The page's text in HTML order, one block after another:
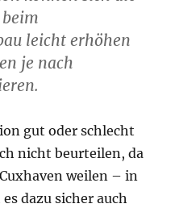
leicht erhöhen
je nach
gut oder schlecht
nicht beurteilen, da
weilen – in
dazu sicher auch